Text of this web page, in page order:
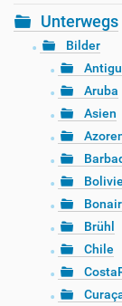
Unterwegs
Bilder
Aruba
Asien
Brühl
Chile